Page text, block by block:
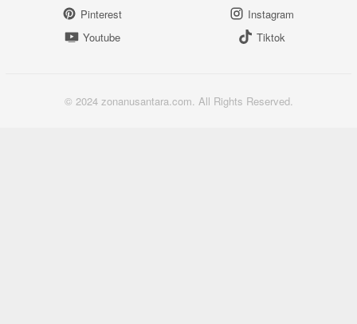
Pinterest
Instagram
Youtube
Tiktok
© 2024 zonanusantara.com. All Rights Reserved.